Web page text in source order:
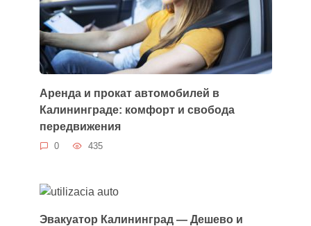
Аренда и прокат автомобилей в
Калининграде: комфорт и свобода
передвижения
0 435
Эвакуатор Калининград — Дешево и